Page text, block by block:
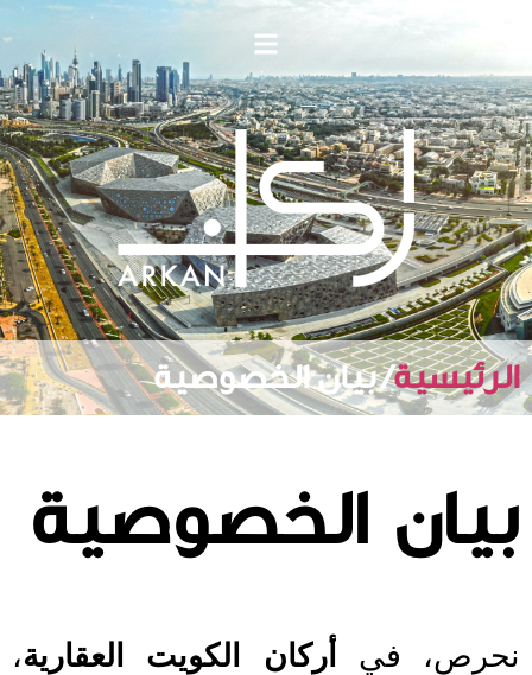
الرئيسية/ بيان الخصوصية
بيان الخصوصية
نحرص، في أركان الكويت العقارية،